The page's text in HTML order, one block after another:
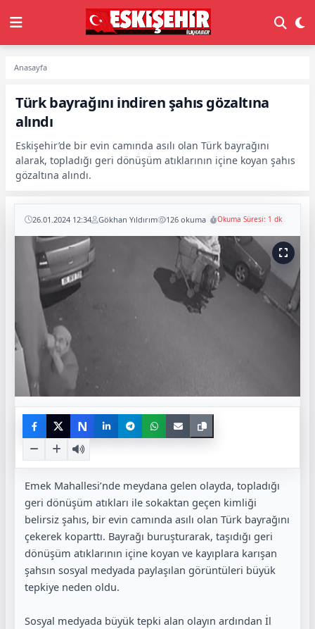
Anasayfa
Türk bayrağını indiren şahıs gözaltına
alındı
Eskişehir’de bir evin camında asılı olan Türk bayrağını
alarak, topladığı geri dönüşüm atıklarının içine koyan şahıs
gözaltına alındı.
26.01.2024 12:34 Gökhan Yıldırım 126 okuma Okuma Süresi: 1 dk
N
Emek Mahallesi’nde meydana gelen olayda, topladığı
geri dönüşüm atıkları ile sokaktan geçen kimliği
belirsiz şahıs, bir evin camında asılı olan Türk bayrağını
çekerek koparttı. Bayrağı buruşturarak, taşıdığı geri
dönüşüm atıklarının içine koyan ve kayıplara karışan
şahsın sosyal medyada paylaşılan görüntüleri büyük
tepkiye neden oldu.
Sosyal medyada büyük tepki alan olayın ardından İl